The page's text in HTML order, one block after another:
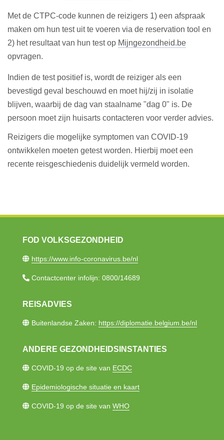
Met de CTPC-code kunnen de reizigers 1) een afspraak
maken om hun test uit te voeren via de reservation tool en
2) het resultaat van hun test op Mijngezondheid.be
opvragen.
Indien de test positief is, wordt de reiziger als een
bevestigd geval beschouwd en moet hij/zij in isolatie
blijven, waarbij de dag van staalname "dag 0" is. De
persoon moet zijn huisarts contacteren voor verder advies.
Reizigers die mogelijke symptomen van COVID-19
ontwikkelen moeten getest worden. Hierbij moet een
recente reisgeschiedenis duidelijk vermeld worden.
FOD VOLKSGEZONDHEID
https://www.info-coronavirus.be/nl​
Contactcenter infolijn: 0800/14689​
REISADVIES
Buitenlandse Zaken: https://diplomatie.belgium.be/nl
ANDERE GEZONDHEIDSINSTANTIES
COVID-19 op de site van ECDC
Epidemiologische situatie en kaart
COVID-19 op de site van WHO